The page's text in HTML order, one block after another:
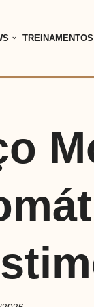
TREINAMENTOS